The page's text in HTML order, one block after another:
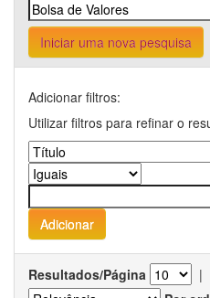
Iniciar uma nova pesquisa
Adicionar filtros:
Utilizar filtros para refinar o
Resultados/Página |